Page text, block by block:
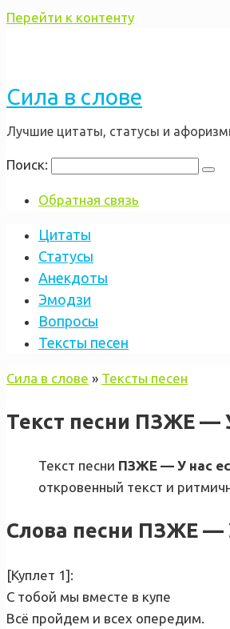
Перейти к контенту
Сила в слове
Лучшие цитаты, статусы и
Поиск:
Обратная связь
Цитаты
Статусы
Анекдоты
Эмодзи
Вопросы
Тексты песен
Сила в слове » Тексты песен
Текст песни ПЗЖЕ —
Текст песни ПЗЖЕ — У нас
откровенный текст и
Слова песни ПЗЖЕ —
[Куплет 1]:
С тобой мы вместе в купе
Всё пройдем и всех опередим.